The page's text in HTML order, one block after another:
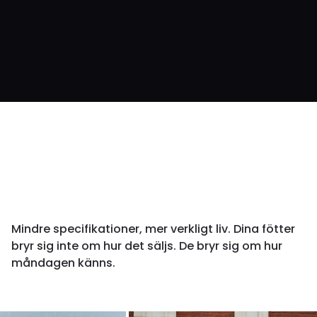
Mindre specifikationer, mer verkligt liv. Dina fötter
bryr sig inte om hur det säljs. De bryr sig om hur
måndagen känns.